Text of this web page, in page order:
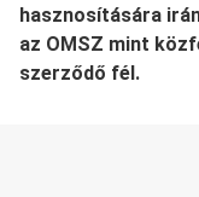
hasznosítására
az OMSZ mint
szerződő fél.